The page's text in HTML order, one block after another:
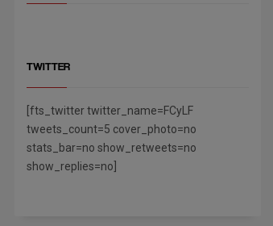
TWITTER
[fts_twitter twitter_name=FCyLF
tweets_count=5 cover_photo=no
stats_bar=no show_retweets=no
show_replies=no]